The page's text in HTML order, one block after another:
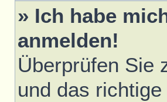
» Ich habe
anmelden!
Überprüfen Sie
und das